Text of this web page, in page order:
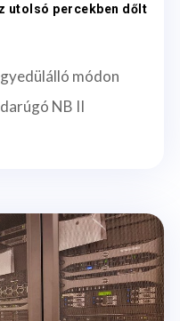
utolsó percekben dőlt
módon
NB II